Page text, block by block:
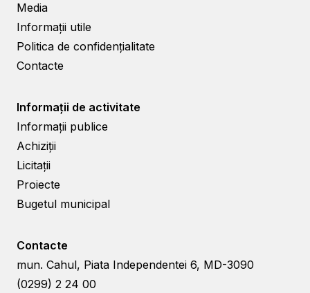
Media
Informații utile
Politica de confidențialitate
Contacte
Informații de activitate
Informații publice
Achiziții
Licitații
Proiecte
Bugetul municipal
Contacte
mun. Cahul, Piata Independentei 6, MD-3090
(0299) 2 24 00